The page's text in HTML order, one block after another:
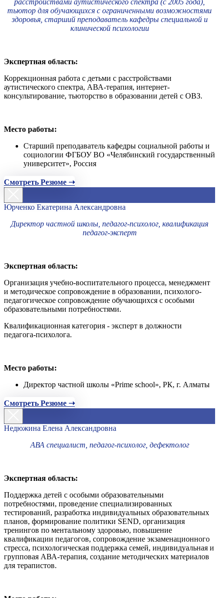
тьютор для обучающихся с ограниченными возможностями
здоровья, старший преподаватель кафедры специальной и
клинической психологии
Экспертная область:
Коррекционная работа с детьми с расстройствами
аутистического спектра, АВА-терапия, интернет-
консультирование, тьюторство в образовании детей с ОВЗ.
Место работы:
Старший преподаватель кафедры социальной работы и
социологии ФГБОУ ВО «Челябинский государственный
университет», Россия
Смотреть Резюме ➝
Юрченко Екатерина Александровна
Директор частной школы, педагог-психолог, квалификация
педагог-эксперт
Экспертная область:
Организация учебно-воспитательного процесса, менеджмент
и методическое сопровождение в образовании, психолого-
педагогическое сопровождение обучающихся с особыми
образовательными потребностями.
Квалификационная категория - эксперт в должности
педагога-психолога.
Место работы:
Директор частной школы «Prime school», РК, г. Алматы
Смотреть Резюме ➝
Недюжина Елена Александровна
АВА специалист, педагог-психолог, дефектолог
Экспертная область:
Поддержка детей с особыми образовательными
потребностями, проведение специализированных
тестирований, разработка индивидуальных образовательных
планов, формирование политики SEND, организация
тренингов по ментальному здоровью, повышение
квалификации педагогов, сопровождение экзаменационного
стресса, психологическая поддержка семей, индивидуальная и
групповая АВА-терапия, создание методических материалов
для терапистов.